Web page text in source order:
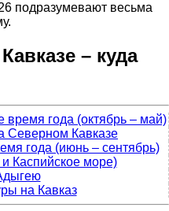
подразумевают весьма
– куда
года (октябрь – май)
Северном Кавказе
года (июнь – сентябрь)
Каспийское море)
на Кавказ